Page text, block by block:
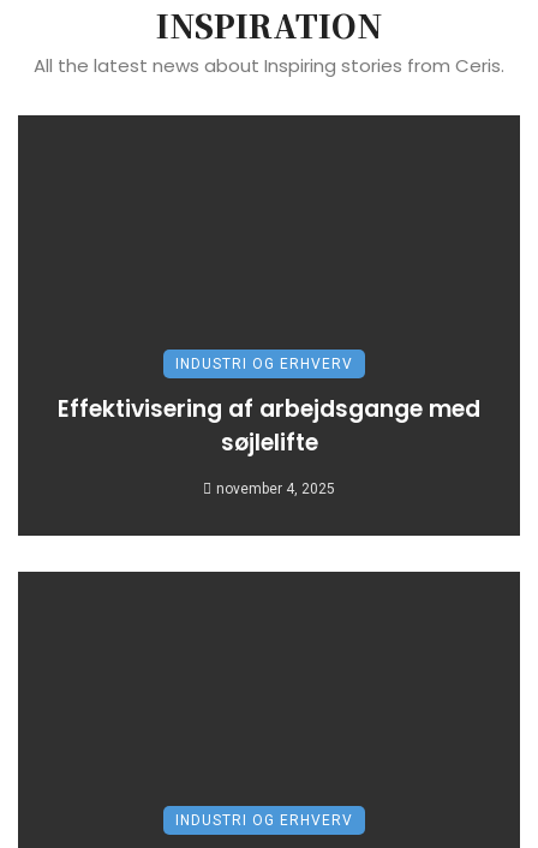
INSPIRATION
All the latest news about Inspiring stories from Ceris.
INDUSTRI OG ERHVERV
Effektivisering af arbejdsgange med
søjlelifte
november 4, 2025
INDUSTRI OG ERHVERV